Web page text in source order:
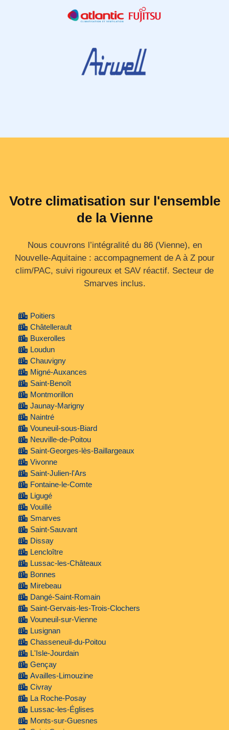
Votre climatisation sur l'ensemble
de la Vienne
Nous couvrons l’intégralité du 86 (Vienne), en
Nouvelle‑Aquitaine : accompagnement de A à Z pour
clim/PAC, suivi rigoureux et SAV réactif. Secteur de
Smarves inclus.
Poitiers
Châtellerault
Buxerolles
Loudun
Chauvigny
Migné-Auxances
Saint-Benoît
Montmorillon
Jaunay-Marigny
Naintré
Vouneuil-sous-Biard
Neuville-de-Poitou
Saint-Georges-lès-Baillargeaux
Vivonne
Saint-Julien-l'Ars
Fontaine-le-Comte
Ligugé
Vouillé
Smarves
Saint-Sauvant
Dissay
Lencloître
Lussac-les-Châteaux
Bonnes
Mirebeau
Dangé-Saint-Romain
Saint-Gervais-les-Trois-Clochers
Vouneuil-sur-Vienne
Lusignan
Chasseneuil-du-Poitou
L'Isle-Jourdain
Gençay
Availles-Limouzine
Civray
La Roche-Posay
Lussac-les-Églises
Monts-sur-Guesnes